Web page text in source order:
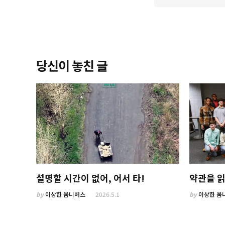
당신이 놓친 글
설명할 시간이 없어, 어서 타!
by이상한 옴니버스 2026.5.1
약관을
by이상한 옴